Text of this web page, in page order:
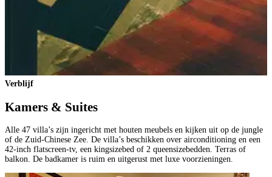
Verblijf
Kamers & Suites
Alle 47 villa’s zijn ingericht met houten meubels en kijken uit op de jungle
of de Zuid-Chinese Zee. De villa’s beschikken over airconditioning en een
42-inch flatscreen-tv, een kingsizebed of 2 queensizebedden. Terras of
balkon. De badkamer is ruim en uitgerust met luxe voorzieningen.